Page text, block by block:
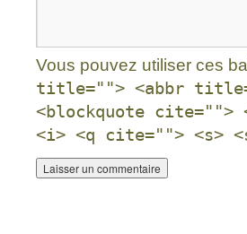
Vous pouvez utiliser ces
title=""> <abbr
<blockquote cite="">
<i> <q cite=""> <s>